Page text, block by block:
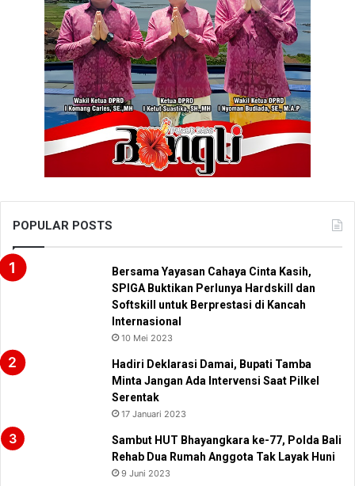
POPULAR POSTS
Bersama Yayasan Cahaya Cinta Kasih,
SPIGA Buktikan Perlunya Hardskill dan
Softskill untuk Berprestasi di Kancah
Internasional
10 Mei 2023
Hadiri Deklarasi Damai, Bupati Tamba
Minta Jangan Ada Intervensi Saat Pilkel
Serentak
17 Januari 2023
Sambut HUT Bhayangkara ke-77, Polda Bali
Rehab Dua Rumah Anggota Tak Layak Huni
9 Juni 2023